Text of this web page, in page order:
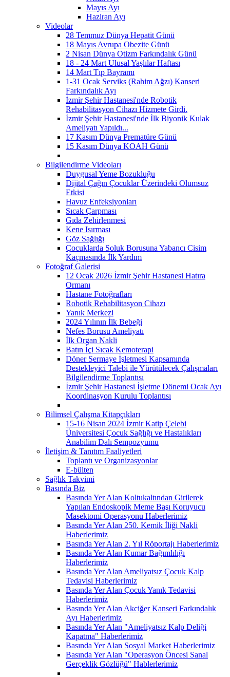
Mayıs Ayı
Haziran Ayı
Videolar
28 Temmuz Dünya Hepatit Günü
18 Mayıs Avrupa Obezite Günü
2 Nisan Dünya Otizm Farkındalık Günü
18 - 24 Mart Ulusal Yaşlılar Haftası
14 Mart Tıp Bayramı
1-31 Ocak Serviks (Rahim Ağzı) Kanseri
Farkındalık Ayı
İzmir Şehir Hastanesi'nde Robotik
Rehabilitasyon Cihazı Hizmete Girdi.
İzmir Şehir Hastanesi'nde İlk Biyonik Kulak
Ameliyatı Yapıldı...
17 Kasım Dünya Prematüre Günü
15 Kasım Dünya KOAH Günü
Bilgilendirme Videoları
Duygusal Yeme Bozukluğu
Dijital Çağın Çocuklar Üzerindeki Olumsuz
Etkisi
Havuz Enfeksiyonları
Sıcak Çarpması
Gıda Zehirlenmesi
Kene Isırması
Göz Sağlığı
Çocuklarda Soluk Borusuna Yabancı Cisim
Kaçmasında İlk Yardım
Fotoğraf Galerisi
12 Ocak 2026 İzmir Şehir Hastanesi Hatıra
Ormanı
Hastane Fotoğrafları
Robotik Rehabilitasyon Cihazı
Yanık Merkezi
2024 Yılının İlk Bebeği
Nefes Borusu Ameliyatı
İlk Organ Nakli
Batın İçi Sıcak Kemoterapi
Döner Sermaye İşletmesi Kapsamında
Destekleyici Talebi ile Yürütülecek Çalışmaları
Bilgilendirme Toplantısı
İzmir Şehir Hastanesi İşletme Dönemi Ocak Ayı
Koordinasyon Kurulu Toplantısı
Bilimsel Çalışma Kitapçıkları
15-16 Nisan 2024 İzmir Katip Çelebi
Üniversitesi Çocuk Sağlığı ve Hastalıkları
Anabilim Dalı Sempozyumu
İletişim & Tanıtım Faaliyetleri
Toplantı ve Organizasyonlar
E-bülten
Sağlık Takvimi
Basında Biz
Basında Yer Alan Koltukaltından Girilerek
Yapılan Endoskopik Meme Başı Koruyucu
Masektomi Operasyonu Haberlerimiz
Basında Yer Alan 250. Kemik İliği Nakli
Haberlerimiz
Basında Yer Alan 2. Yıl Röportajı Haberlerimiz
Basında Yer Alan Kumar Bağımlılığı
Haberlerimiz
Basında Yer Alan Ameliyatsız Çocuk Kalp
Tedavisi Haberlerimiz
Basında Yer Alan Çocuk Yanık Tedavisi
Haberlerimiz
Basında Yer Alan Akciğer Kanseri Farkındalık
Ayı Haberlerimiz
Basında Yer Alan "Ameliyatsız Kalp Deliği
Kapatma" Haberlerimiz
Basında Yer Alan Sosyal Market Haberlerimiz
Basında Yer Alan "Operasyon Öncesi Sanal
Gerçeklik Gözlüğü" Hablerlerimiz